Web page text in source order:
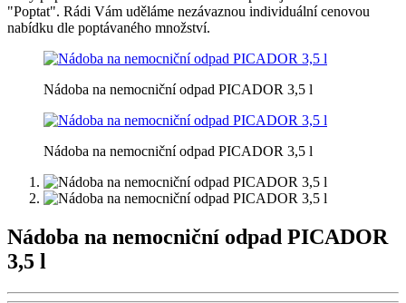
"Poptat". Rádi Vám uděláme nezávaznou individuální cenovou
nabídku dle poptávaného množství.
Nádoba na nemocniční odpad PICADOR 3,5 l
Nádoba na nemocniční odpad PICADOR 3,5 l
Nádoba na nemocniční odpad PICADOR
3,5 l